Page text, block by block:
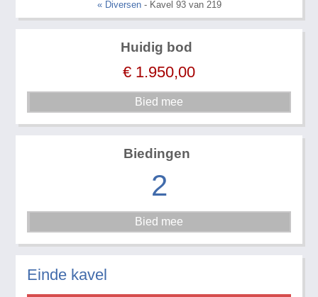
« Diversen- Kavel 93 van 219
Huidig bod
€ 1.950,00
Biedingen
2
Einde kavel